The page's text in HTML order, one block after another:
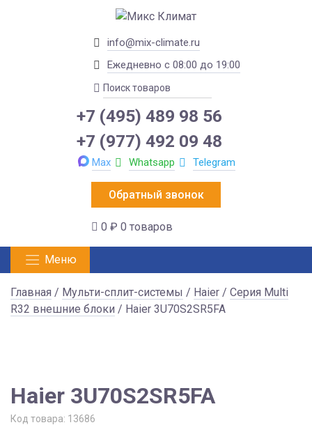
info@mix-climate.ru
Ежедневно с 08:00 до 19:00
+7 (495) 489 98 56
+7 (977) 492 09 48
Max Whatsapp Telegram
Обратный звонок
0 ₽ 0 товаров
Меню
Главная / Мульти-сплит-системы / Haier / Серия Multi
R32 внешние блоки / Haier 3U70S2SR5FA
Haier 3U70S2SR5FA
Код товара: 13686